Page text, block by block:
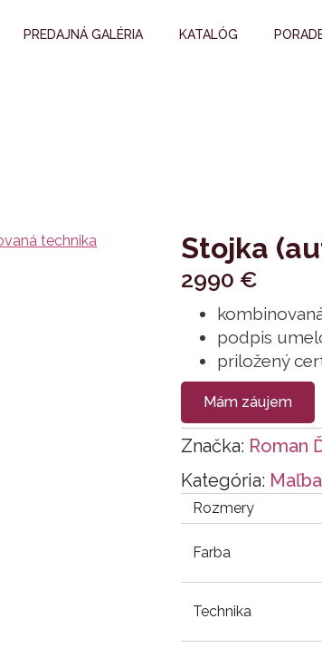
PREDAJNÁ GALÉRIA KATALÓG
Stojka
2990 €
podpis
priložený
Mám záujem
Kategória: Maľba
Značka: Roman
Rozmery
Farba
Technika